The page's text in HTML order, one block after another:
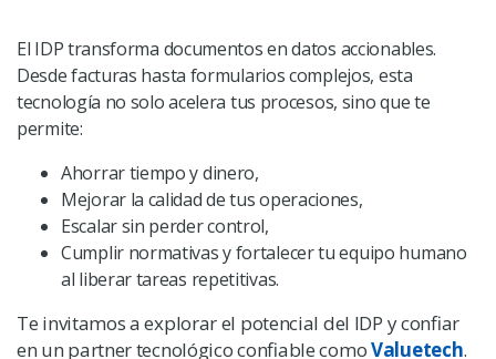
El IDP transforma documentos en datos accionables.
Desde facturas hasta formularios complejos, esta
tecnología no solo acelera tus procesos, sino que te
permite:
Ahorrar tiempo y dinero,
Mejorar la calidad de tus operaciones,
Escalar sin perder control,
Cumplir normativas y fortalecer tu equipo humano
al liberar tareas repetitivas.
Te invitamos a explorar el potencial del IDP y confiar
en un partner tecnológico confiable comoValuetech.